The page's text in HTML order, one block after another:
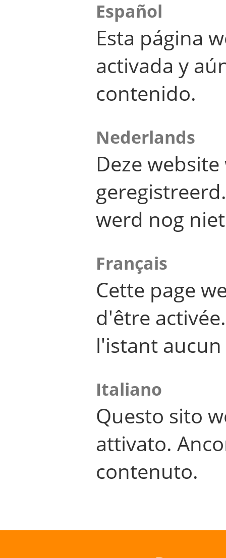
Español
Esta página
activada y
contenido.
Nederlands
Deze
werd nog
Français
Cette page
d'être
l'istant
Italiano
Questo sito
attivato.
contenuto.